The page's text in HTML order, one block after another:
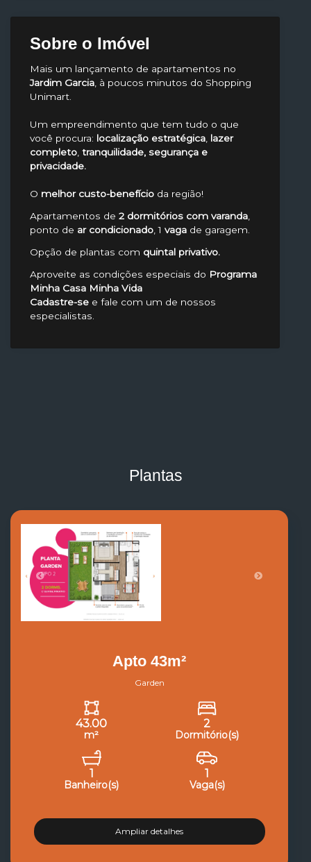
Sobre o Imóvel
Mais um lançamento de apartamentos no
Jardim Garcia, à poucos minutos do Shopping
Unimart.
Um empreendimento que tem tudo o que
você procura: localização estratégica, lazer
completo, tranquilidade, segurança e
privacidade.
O melhor custo-benefício da região!
Apartamentos de 2 dormitórios com varanda,
ponto de ar condicionado, 1 vaga de garagem.
Opção de plantas com quintal privativo.
Aproveite as condições especiais do Programa
Minha Casa Minha Vida
Cadastre-se e fale com um de nossos
especialistas.
Plantas
Apto 43m²
Garden
43.00
m²
2
Dormitório(s)
1
Banheiro(s)
1
Vaga(s)
Ampliar detalhes